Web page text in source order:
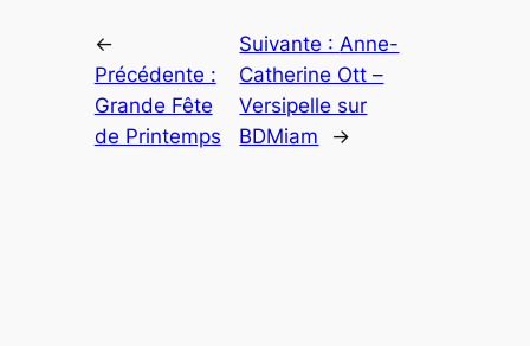
←
Précédente :
Grande Fête
de Printemps
Suivante : Anne-
Catherine Ott –
Versipelle sur
BDMiam
→